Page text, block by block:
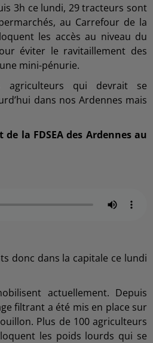
3h ce lundi, 29 tracteurs sont
au Carrefour de la
les accès au niveau du
éviter le ravitaillement des
mini-pénurie.
agriculteurs qui devrait se
dans nos Ardennes mais
la FDSEA des Ardennes au
donc dans la capitale ce lundi
actuellement. Depuis
filtrant a été mis en place sur
Plus de 100 agriculteurs
les poids lourds qui se